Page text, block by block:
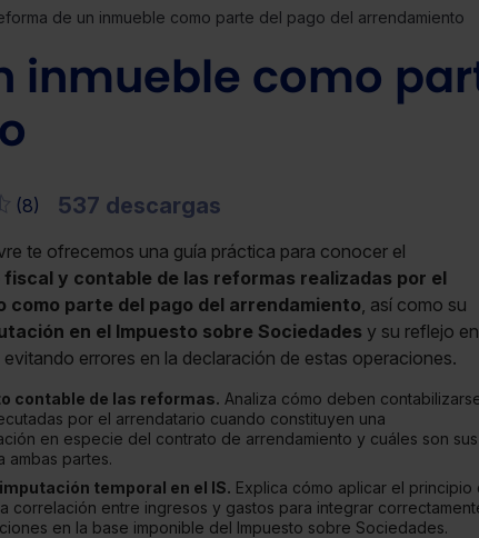
de un inmueble como parte del pago del arrendamiento
inmueble como
(8) 537 descargas
te ofrecemos una guía práctica para conocer el
y contable de las reformas realizadas por el
como parte del pago del arrendamiento , así como su
en el Impuesto sobre Sociedades y su reflejo
, evitando errores en la declaración de estas operaciones.
contable de las reformas. Analiza cómo deben
por el arrendatario cuando constituyen una
en especie del contrato de arrendamiento y cuáles son sus
ambas partes.
temporal en el IS. Explica cómo aplicar el principio
correlación entre ingresos y gastos para integrar
en la base imponible del Impuesto sobre Sociedades.